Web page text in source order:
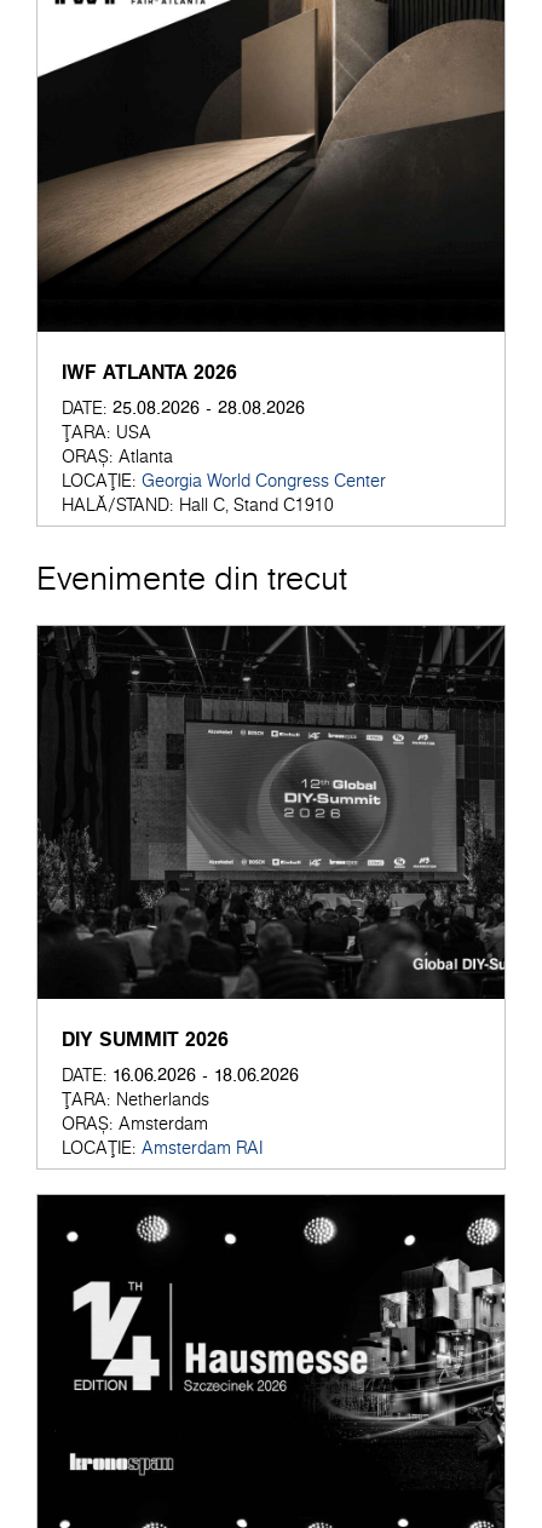
IWF ATLANTA 2026
DATE: 25.08.2026 - 28.08.2026
ȚARA: USA
ORAȘ: Atlanta
LOCAȚIE: Georgia World Congress Center
HALĂ/STAND: Hall C, Stand C1910
Evenimente din trecut
DIY SUMMIT 2026
DATE: 16.06.2026 - 18.06.2026
ȚARA: Netherlands
ORAȘ: Amsterdam
LOCAȚIE: Amsterdam RAI